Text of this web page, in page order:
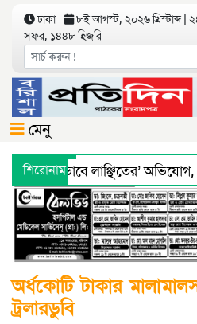
ঢাকা
৮ই আগস্ট, ২০২৬ খ্রিস্টাব্দ |
সফর, ১৪৪৮ হিজরি
মেনু
শিরোনাম
‘শারীরিকভাবে লাঞ্ছিতের’
অধিদফতরের মহাপরিচালকের
অর্ধকোটি টাকার
ট্রলারডুবি